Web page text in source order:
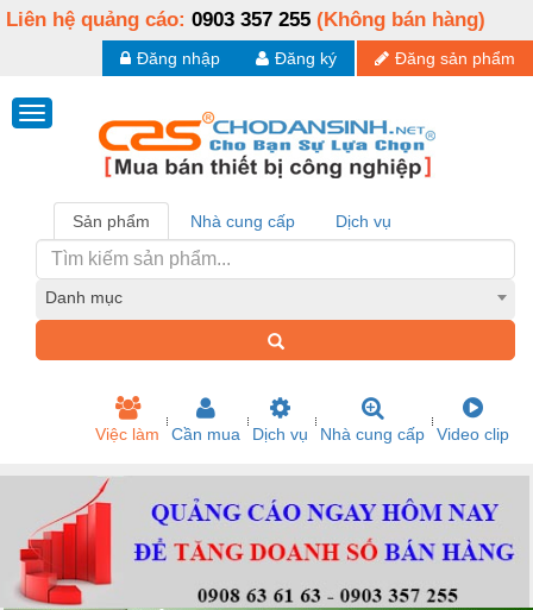
Liên hệ quảng cáo: 0903 357 255 (Không bán hàng)
Đăng sản phẩm
Đăng ký
Đăng nhập
Sản phẩm Nhà cung cấp Dịch vụ
Danh mục
Việc làm Cần mua Dịch vụ Nhà cung cấp Video clip